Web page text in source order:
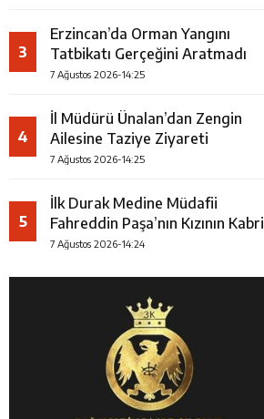
3
Erzincan’da Orman Yangını
Tatbikatı Gerçeğini Aratmadı
7 Ağustos 2026-14:25
4
İl Müdürü Ünalan’dan Zengin
Ailesine Taziye Ziyareti
7 Ağustos 2026-14:25
5
İlk Durak Medine Müdafii
Fahreddin Paşa’nın Kızının Kabri
7 Ağustos 2026-14:24